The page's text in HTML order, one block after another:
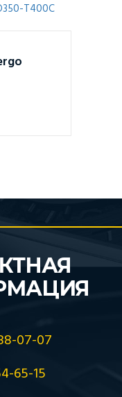
07-07
65-15